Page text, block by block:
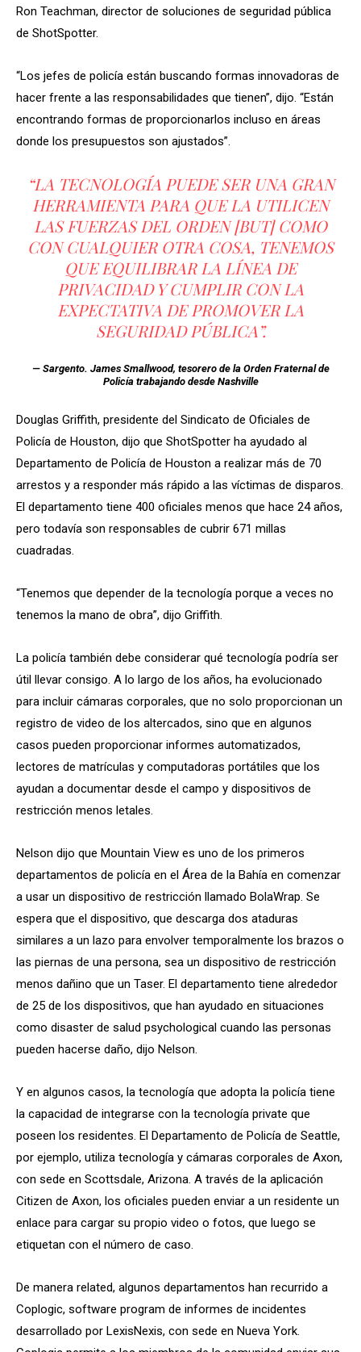
Ron Teachman, director de soluciones de seguridad pública
de ShotSpotter.
“Los jefes de policía están buscando formas innovadoras de
hacer frente a las responsabilidades que tienen”, dijo. “Están
encontrando formas de proporcionarlos incluso en áreas
donde los presupuestos son ajustados”.
“LA TECNOLOGÍA PUEDE SER UNA GRAN
HERRAMIENTA PARA QUE LA UTILICEN
LAS FUERZAS DEL ORDEN [BUT] COMO
CON CUALQUIER OTRA COSA, TENEMOS
QUE EQUILIBRAR LA LÍNEA DE
PRIVACIDAD Y CUMPLIR CON LA
EXPECTATIVA DE PROMOVER LA
SEGURIDAD PÚBLICA”.
— Sargento. James Smallwood, tesorero de la Orden Fraternal de
Policía trabajando desde Nashville
Douglas Griffith, presidente del Sindicato de Oficiales de
Policía de Houston, dijo que ShotSpotter ha ayudado al
Departamento de Policía de Houston a realizar más de 70
arrestos y a responder más rápido a las víctimas de disparos.
El departamento tiene 400 oficiales menos que hace 24 años,
pero todavía son responsables de cubrir 671 millas
cuadradas.
“Tenemos que depender de la tecnología porque a veces no
tenemos la mano de obra”, dijo Griffith.
La policía también debe considerar qué tecnología podría ser
útil llevar consigo. A lo largo de los años, ha evolucionado
para incluir cámaras corporales, que no solo proporcionan un
registro de video de los altercados, sino que en algunos
casos pueden proporcionar informes automatizados,
lectores de matrículas y computadoras portátiles que los
ayudan a documentar desde el campo y dispositivos de
restricción menos letales.
Nelson dijo que Mountain View es uno de los primeros
departamentos de policía en el Área de la Bahía en comenzar
a usar un dispositivo de restricción llamado BolaWrap. Se
espera que el dispositivo, que descarga dos ataduras
similares a un lazo para envolver temporalmente los brazos o
las piernas de una persona, sea un dispositivo de restricción
menos dañino que un Taser. El departamento tiene alrededor
de 25 de los dispositivos, que han ayudado en situaciones
como disaster de salud psychological cuando las personas
pueden hacerse daño, dijo Nelson.
Y en algunos casos, la tecnología que adopta la policía tiene
la capacidad de integrarse con la tecnología private que
poseen los residentes. El Departamento de Policía de Seattle,
por ejemplo, utiliza tecnología y cámaras corporales de Axon,
con sede en Scottsdale, Arizona. A través de la aplicación
Citizen de Axon, los oficiales pueden enviar a un residente un
enlace para cargar su propio video o fotos, que luego se
etiquetan con el número de caso.
De manera related, algunos departamentos han recurrido a
Coplogic, software program de informes de incidentes
desarrollado por LexisNexis, con sede en Nueva York.